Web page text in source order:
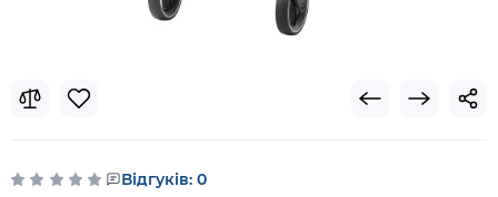
Відгуків: 0